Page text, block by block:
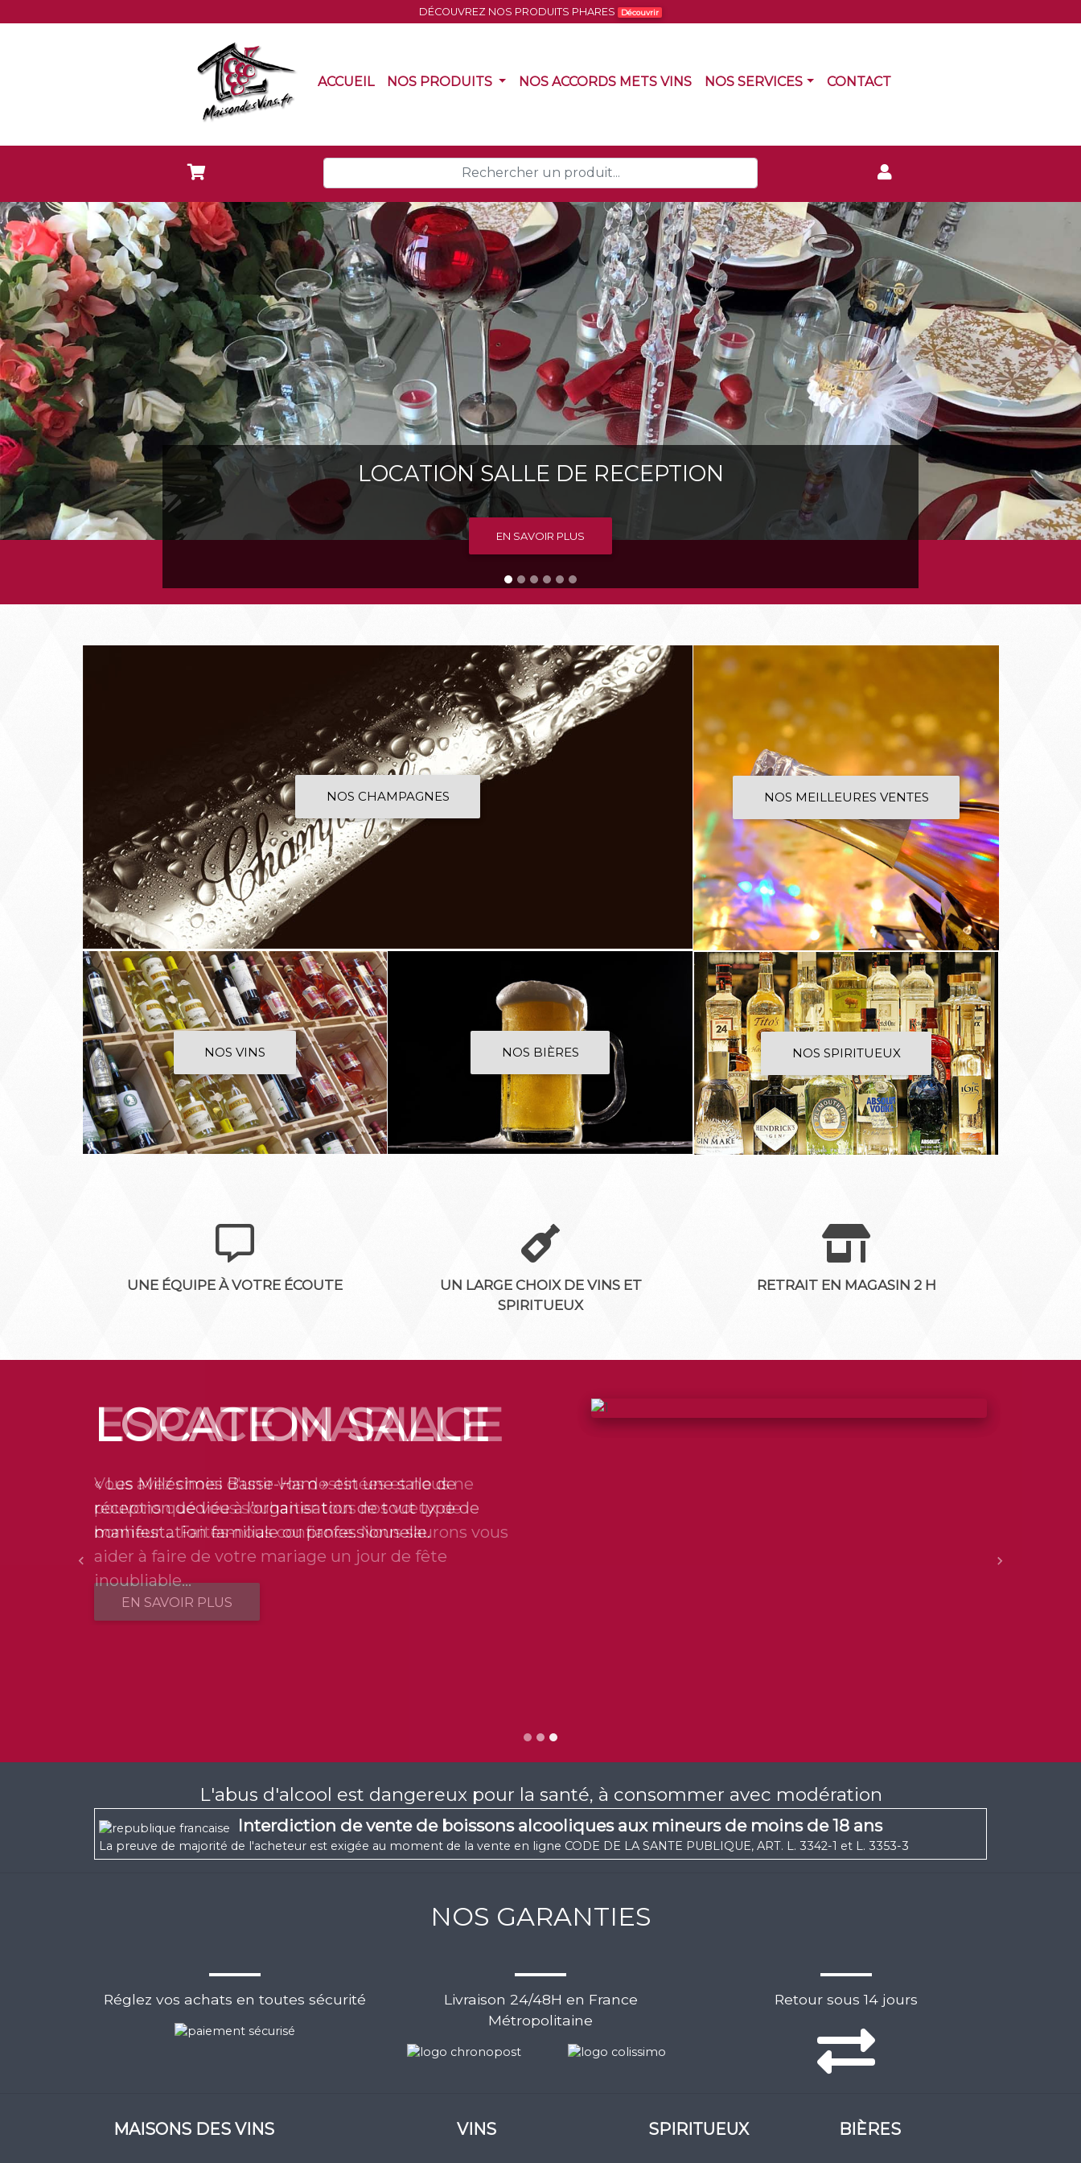
DÉCOUVREZ NOS PRODUITS PHARES Découvrir
ACCUEIL(CURRENT)
NOS PRODUITS (CURRENT)
NOS ACCORDS METS VINS(CURRENT)
NOS SERVICES CONTACT(CURRENT)
LOCATION SALLE DE RECEPTION
EN SAVOIR PLUS
C'EST NOUVEAU
EN SAVOIR PLUS
Previous Next
NOS CHAMPAGNES NOS MEILLEURES VENTES
NOS VINS NOS BIÈRES NOS SPIRITUEUX
UNE ÉQUIPE À VOTRE ÉCOUTE
UN LARGE CHOIX DE VINS ET
SPIRITUEUX
RETRAIT EN MAGASIN 2 H
LOCATION SALLE
« Les Millésimes Basse-Ham » est une salle de
réception dédiée à l’organisation de tout type de
manifestation familiale ou professionnelle.
EN SAVOIR PLUS
Précédent Suivant
L'abus d'alcool est dangereux pour la santé, à consommer avec modération
Interdiction de vente de boissons alcooliques aux mineurs de moins de 18 ans
La preuve de majorité de l'acheteur est exigée au moment de la vente en ligne CODE DE LA SANTE PUBLIQUE, ART. L. 3342-1 et L. 3353-3
NOS GARANTIES
Réglez vos achats en toutes sécurité
Livraison 24/48H en France
Métropolitaine
Retour sous 14 jours
MAISONS DES VINS VINS SPIRITUEUX BIÈRES